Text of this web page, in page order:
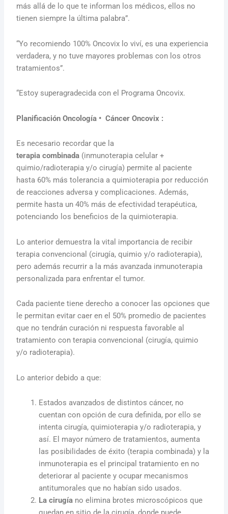
más allá de lo que te informan los médicos, ellos no
tienen siempre la última palabra”.
“Yo recomiendo 100% Oncovix lo viví, es una experiencia
verdadera, y no tuve mayores problemas con los otros
tratamientos”.
“Estoy superagradecida con el Programa Oncovix.
Planificación Oncología • Cáncer Oncovix :
Es necesario recordar que la
terapiacombinada (inmunoterapia celular +
quimio/radioterapia y/o cirugía) permite al paciente
hasta 60% más tolerancia a quimioterapia por reducción
de reacciones adversa y complicaciones. Además,
permite hasta un 40% más de efectividad terapéutica,
potenciando los beneficios de la quimioterapia.
Lo anterior demuestra la vital importancia de recibir
terapia convencional (cirugía, quimio y/o radioterapia),
pero además recurrir a la más avanzada inmunoterapia
personalizada para enfrentar el tumor.
Cada paciente tiene derecho a conocer las opciones que
le permitan evitar caer en el 50% promedio de pacientes
que no tendrán curación ni respuesta favorable al
tratamiento con terapia convencional (cirugía, quimio
y/o radioterapia).
Lo anterior debido a que:
Estados avanzados de distintos cáncer, no
cuentan con opción de cura definida, por ello se
intenta cirugía, quimioterapia y/o radioterapia, y
así. El mayor número de tratamientos, aumenta
las posibilidades de éxito (terapia combinada) y la
inmunoterapia es el principal tratamiento en no
deteriorar al paciente y ocupar mecanismos
antitumorales que no habían sido usados.
Lacirugía no elimina brotes microscópicos que